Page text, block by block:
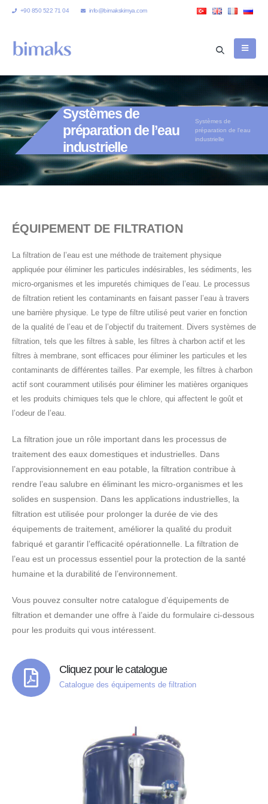
+90 850 522 71 04 info@bimakskimya.com
Systèmes de
préparation de l’eau
industrielle
Systèmes de
préparation de l'eau
industrielle
ÉQUIPEMENT DE FILTRATION
La filtration de l’eau est une méthode de traitement physique
appliquée pour éliminer les particules indésirables, les sédiments, les
micro-organismes et les impuretés chimiques de l’eau. Le processus
de filtration retient les contaminants en faisant passer l’eau à travers
une barrière physique. Le type de filtre utilisé peut varier en fonction
de la qualité de l’eau et de l’objectif du traitement. Divers systèmes de
filtration, tels que les filtres à sable, les filtres à charbon actif et les
filtres à membrane, sont efficaces pour éliminer les particules et les
contaminants de différentes tailles. Par exemple, les filtres à charbon
actif sont couramment utilisés pour éliminer les matières organiques
et les produits chimiques tels que le chlore, qui affectent le goût et
l’odeur de l’eau.
La filtration joue un rôle important dans les processus de
traitement des eaux domestiques et industrielles. Dans
l’approvisionnement en eau potable, la filtration contribue à
rendre l’eau salubre en éliminant les micro-organismes et les
solides en suspension. Dans les applications industrielles, la
filtration est utilisée pour prolonger la durée de vie des
équipements de traitement, améliorer la qualité du produit
fabriqué et garantir l’efficacité opérationnelle. La filtration de
l’eau est un processus essentiel pour la protection de la santé
humaine et la durabilité de l’environnement.
Vous pouvez consulter notre catalogue d’équipements de
filtration et demander une offre à l’aide du formulaire ci-dessous
pour les produits qui vous intéressent.
Cliquez pour le catalogue
Catalogue des équipements de filtration